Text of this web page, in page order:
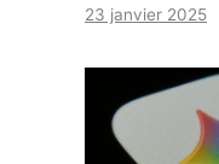
23 janvier 2025